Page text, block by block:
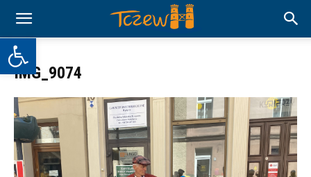
Otwórz pasek narzędzi
IMG_9074